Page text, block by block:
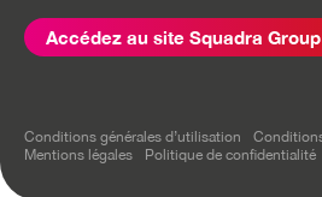
Accédez au site Squadra Group
Conditions générales d’utilisation
Mentions légales
Politique de confidentialité